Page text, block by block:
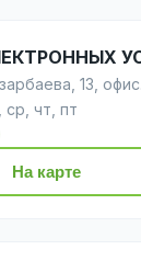
13,
ср, чт, пт
На карте